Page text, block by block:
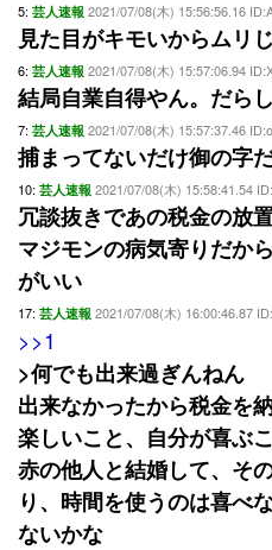
5: 芸人速報 2021/07/08(木) 15:56:56.16
見た目がキモいからムリ
6: 芸人速報 2021/07/08(木) 15:57:06.94
結局自業自得やん。だら
7: 芸人速報 2021/07/08(木) 15:57:37.46
捕まってないだけ御の字
10: 芸人速報 2021/07/08(木) 15:58:41.54
冗談抜きであの税金の放
マジモンの病気寄りだか
がいい
17: 芸人速報 2021/07/08(木) 16:00:46.87
>>1
>何でも出来過ぎんねん
出来なかったから税金を
楽しいこと、自分が喜ぶ
赤の他人と結婚して、そ
り、時間を使うのは喜べ
ないかな